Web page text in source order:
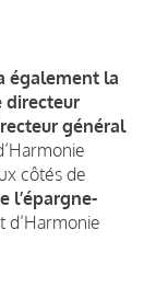
également la
directeur
général
côtés de
l’épargne-
d’Harmonie